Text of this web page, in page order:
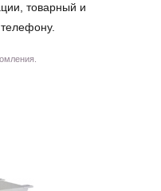
товарный и